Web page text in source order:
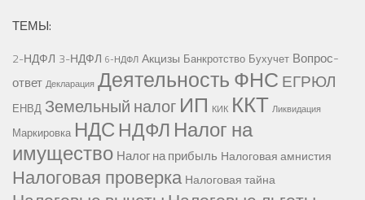
ТЕМЫ:
2-НДФЛ 3-НДФЛ 6-НДФЛ Акцизы Банкротство Бухучет Вопрос-
ответ Декларация Деятельность ФНС ЕГРЮЛ
ЕНВД Земельный налог ИП КИК ККТ Ликвидация
Маркировка НДС НДФЛ Налог на
имущество Налог на прибыль Налоговая амнистия
Налоговая проверка Налоговая тайна